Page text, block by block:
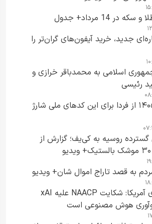
14 مرداد+ جدول
جدید، خرید آیفون‌های گران‌تر را
اسلامی به محمدباقر خرازی و
رئیسی
کالابرگ مرداد ۱۴۰۵ از فردا برای این کدهای ملی شارژ
روسیه به کی‌یف؛ گزارش از
به قصد تاراج اموال شان+ ویدیو
وزارت دادگستری آمریکا: شکایت NAACP علیه xAI
هوش مصنوعی است